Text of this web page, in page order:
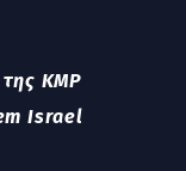
KMP
Israel